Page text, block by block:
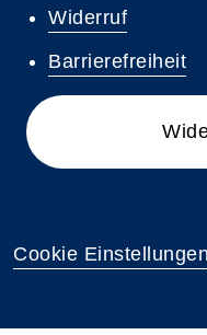
Widerruf
Barrierefreiheit
Cookie Einstellungen